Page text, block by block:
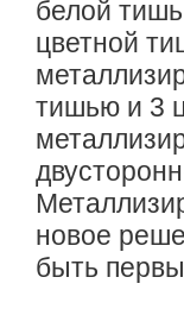
белой
цветной
тишью и 3
новое
быть